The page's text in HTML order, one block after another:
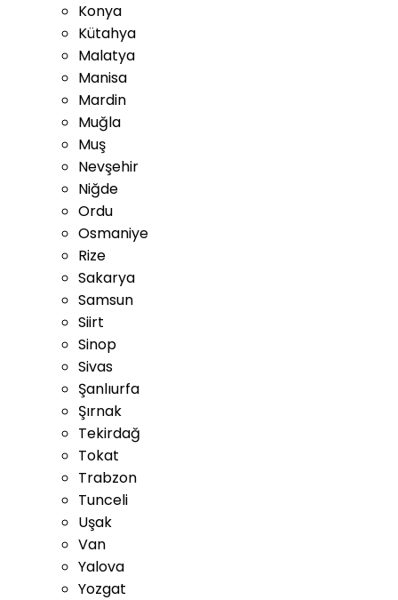
Konya
Kütahya
Malatya
Manisa
Mardin
Muğla
Muş
Nevşehir
Niğde
Ordu
Osmaniye
Rize
Sakarya
Samsun
Siirt
Sinop
Sivas
Şanlıurfa
Şırnak
Tekirdağ
Tokat
Trabzon
Tunceli
Uşak
Van
Yalova
Yozgat